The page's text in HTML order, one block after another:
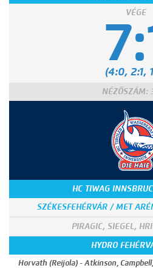
VÉGE
(4:0, 2:1,
NÉZŐSZÁM:
HC TIWAG
SZÉKESFEHÉRVÁR / MET
PIRAGIC, SIEGEL,
HYDRO
Horvath (Reijola) - Atkinson,